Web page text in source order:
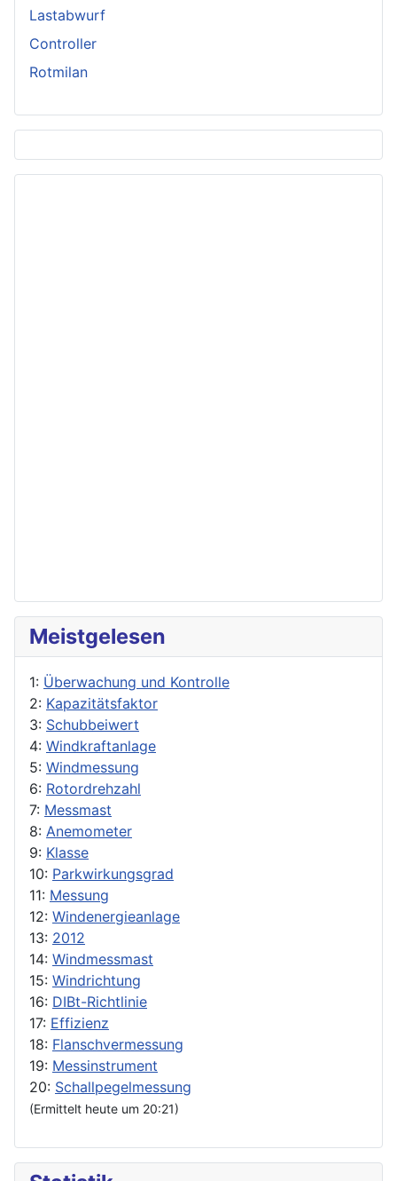
Lastabwurf
Controller
Rotmilan
Meistgelesen
1: Überwachung und Kontrolle
2: Kapazitätsfaktor
3: Schubbeiwert
4: Windkraftanlage
5: Windmessung
6: Rotordrehzahl
7: Messmast
8: Anemometer
9: Klasse
10: Parkwirkungsgrad
11: Messung
12: Windenergieanlage
13: 2012
14: Windmessmast
15: Windrichtung
16: DIBt-Richtlinie
17: Effizienz
18: Flanschvermessung
19: Messinstrument
20: Schallpegelmessung
(Ermittelt heute um 20:21)